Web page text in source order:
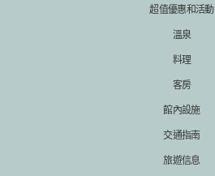
超值優惠和活動
溫泉
料理
客房
館內設施
交通指南
旅遊信息